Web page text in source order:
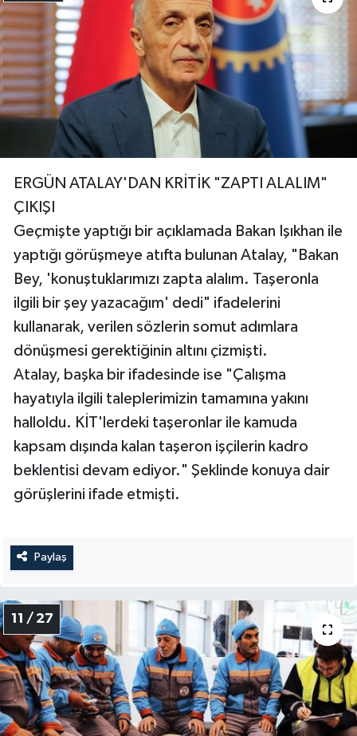
ERGÜN ATALAY'DAN KRİTİK "ZAPTI ALALIM"
ÇIKIŞI
Geçmişte yaptığı bir açıklamada Bakan Işıkhan ile
yaptığı görüşmeye atıfta bulunan Atalay, "Bakan
Bey, 'konuştuklarımızı zapta alalım. Taşeronla
ilgili bir şey yazacağım' dedi" ifadelerini
kullanarak, verilen sözlerin somut adımlara
dönüşmesi gerektiğinin altını çizmişti.
Atalay, başka bir ifadesinde ise "Çalışma
hayatıyla ilgili taleplerimizin tamamına yakını
halloldu. KİT'lerdeki taşeronlar ile kamuda
kapsam dışında kalan taşeron işçilerin kadro
beklentisi devam ediyor." Şeklinde konuya dair
görüşlerini ifade etmişti.
Paylaş
11 / 27